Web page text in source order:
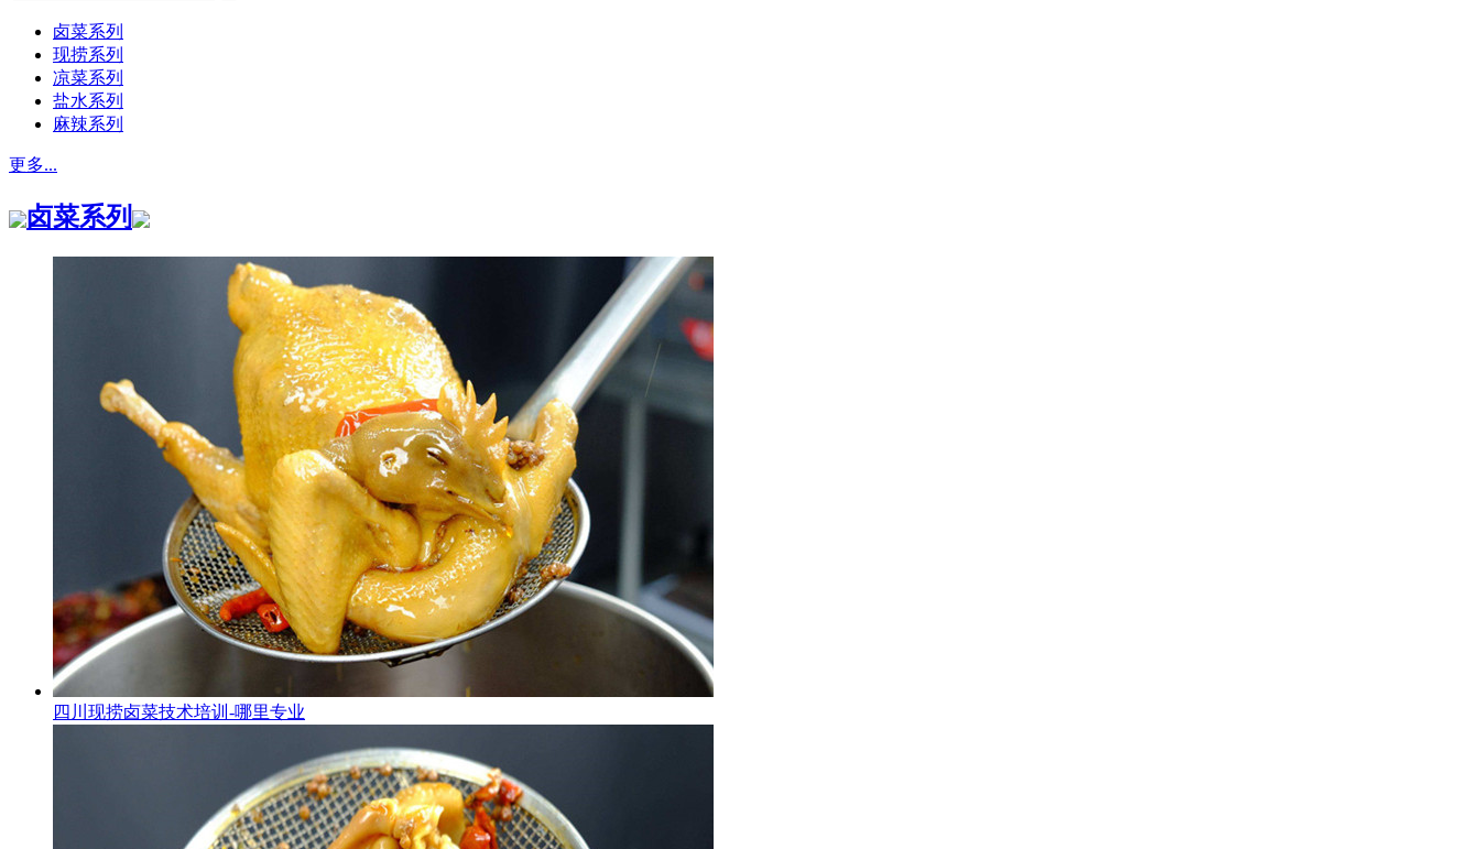
卤菜系列
现捞系列
凉菜系列
盐水系列
麻辣系列
更多...
卤菜系列
四川现捞卤菜技术培训-哪里专业